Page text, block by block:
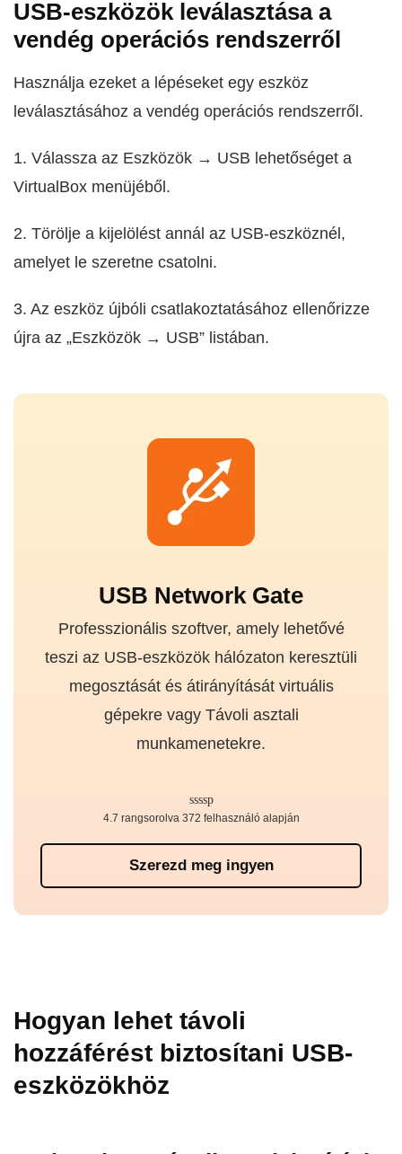
USB-eszközök leválasztása a
vendég operációs rendszerről
Használja ezeket a lépéseket egy eszköz
leválasztásához a vendég operációs rendszerről.
1. Válassza az Eszközök → USB lehetőséget a
VirtualBox menüjéből.
2. Törölje a kijelölést annál az USB-eszköznél,
amelyet le szeretne csatolni.
3. Az eszköz újbóli csatlakoztatásához ellenőrizze
újra az „Eszközök → USB” listában.
USB Network Gate
Professzionális szoftver, amely lehetővé
teszi az USB-eszközök hálózaton keresztüli
megosztását és átirányítását virtuális
gépekre vagy Távoli asztali
munkamenetekre.
Szerezd meg ingyen
4.7 rangsorolva 372 felhasználó alapján
Hogyan lehet távoli
hozzáférést biztosítani USB-
eszközökhöz